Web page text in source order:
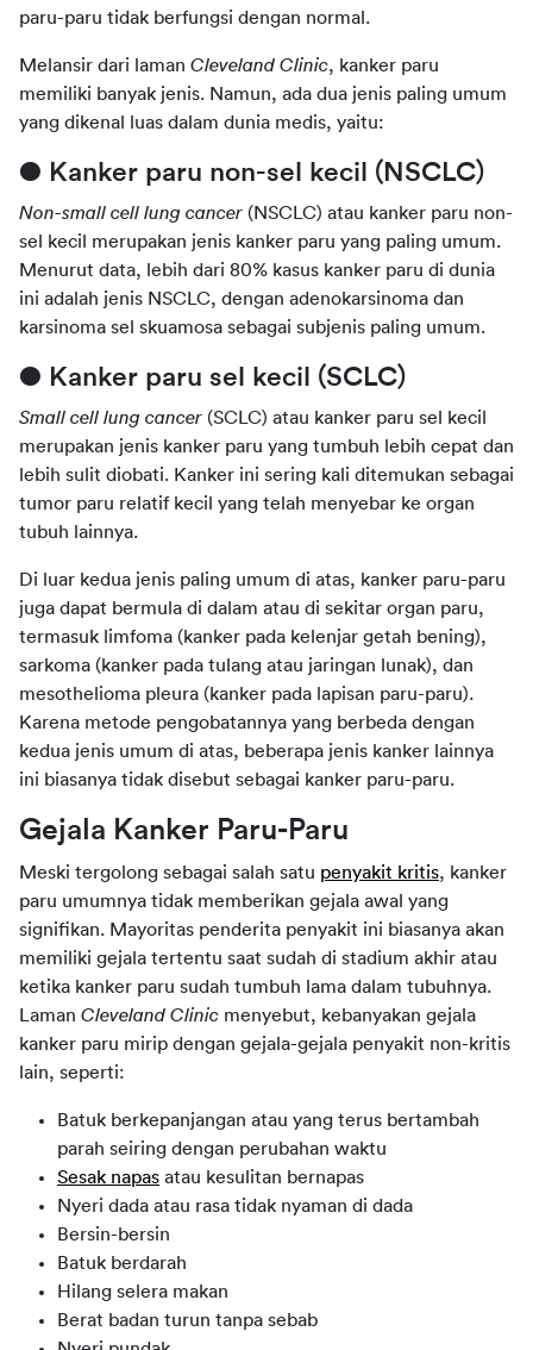
paru-paru tidak berfungsi dengan normal.
Melansir dari laman Cleveland Clinic, kanker paru
memiliki banyak jenis. Namun, ada dua jenis paling umum
yang dikenal luas dalam dunia medis, yaitu:
● Kanker paru non-sel kecil (NSCLC)
Non-small cell lung cancer (NSCLC) atau kanker paru non-
sel kecil merupakan jenis kanker paru yang paling umum.
Menurut data, lebih dari 80% kasus kanker paru di dunia
ini adalah jenis NSCLC, dengan adenokarsinoma dan
karsinoma sel skuamosa sebagai subjenis paling umum.
● Kanker paru sel kecil (SCLC)
Small cell lung cancer (SCLC) atau kanker paru sel kecil
merupakan jenis kanker paru yang tumbuh lebih cepat dan
lebih sulit diobati. Kanker ini sering kali ditemukan sebagai
tumor paru relatif kecil yang telah menyebar ke organ
tubuh lainnya.
Di luar kedua jenis paling umum di atas, kanker paru-paru
juga dapat bermula di dalam atau di sekitar organ paru,
termasuk limfoma (kanker pada kelenjar getah bening),
sarkoma (kanker pada tulang atau jaringan lunak), dan
mesothelioma pleura (kanker pada lapisan paru-paru).
Karena metode pengobatannya yang berbeda dengan
kedua jenis umum di atas, beberapa jenis kanker lainnya
ini biasanya tidak disebut sebagai kanker paru-paru.
Gejala Kanker Paru-Paru
Meski tergolong sebagai salah satu penyakit kritis, kanker
paru umumnya tidak memberikan gejala awal yang
signifikan. Mayoritas penderita penyakit ini biasanya akan
memiliki gejala tertentu saat sudah di stadium akhir atau
ketika kanker paru sudah tumbuh lama dalam tubuhnya.
Laman Cleveland Clinic menyebut, kebanyakan gejala
kanker paru mirip dengan gejala-gejala penyakit non-kritis
lain, seperti:
Batuk berkepanjangan atau yang terus bertambah
parah seiring dengan perubahan waktu
Sesak napas atau kesulitan bernapas
Nyeri dada atau rasa tidak nyaman di dada
Bersin-bersin
Batuk berdarah
Hilang selera makan
Berat badan turun tanpa sebab